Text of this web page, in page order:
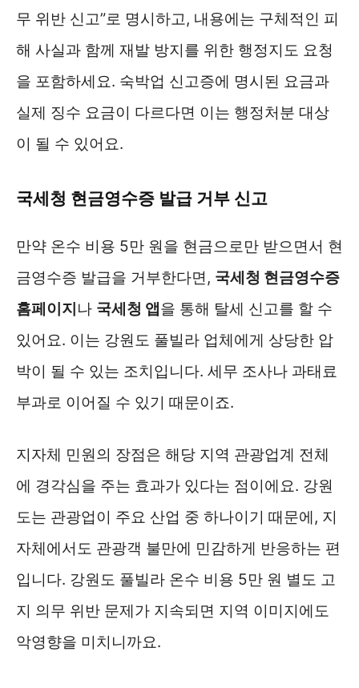
무 위반 신고”로 명시하고, 내용에는 구체적인 피
해 사실과 함께 재발 방지를 위한 행정지도 요청
을 포함하세요. 숙박업 신고증에 명시된 요금과
실제 징수 요금이 다르다면 이는 행정처분 대상
이 될 수 있어요.
국세청 현금영수증 발급 거부 신고
만약 온수 비용 5만 원을 현금으로만 받으면서 현
금영수증 발급을 거부한다면, 국세청 현금영수증
홈페이지 나 국세청 앱 을 통해 탈세 신고를 할 수
있어요. 이는 강원도 풀빌라 업체에게 상당한 압
박이 될 수 있는 조치입니다. 세무 조사나 과태료
부과로 이어질 수 있기 때문이죠.
지자체 민원의 장점은 해당 지역 관광업계 전체
에 경각심을 주는 효과가 있다는 점이에요. 강원
도는 관광업이 주요 산업 중 하나이기 때문에, 지
자체에서도 관광객 불만에 민감하게 반응하는 편
입니다. 강원도 풀빌라 온수 비용 5만 원 별도 고
지 의무 위반 문제가 지속되면 지역 이미지에도
악영향을 미치니까요.